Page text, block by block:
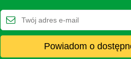
Powiadom o